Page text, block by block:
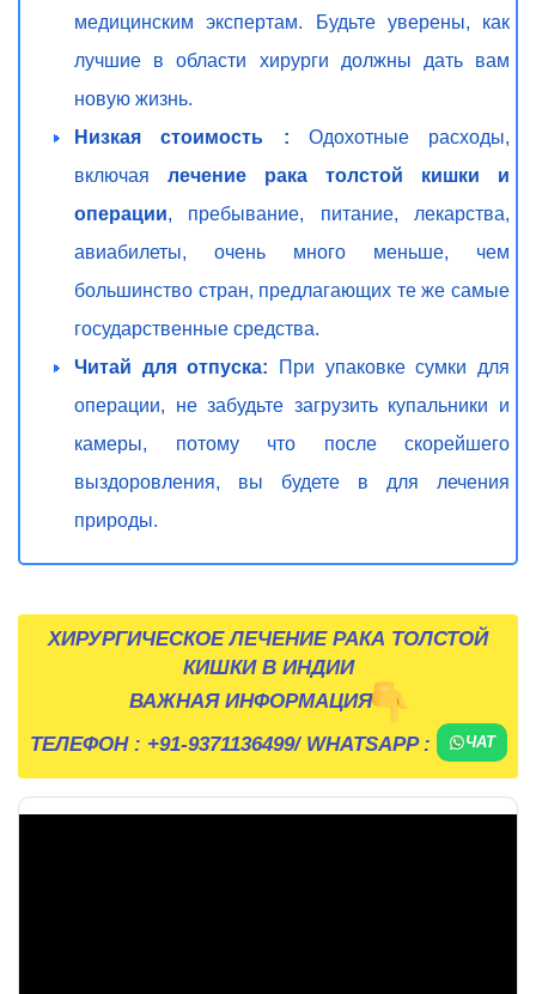
медицинским экспертам. Будьте уверены, как
лучшие в области хирурги должны дать вам
новую жизнь.
Низкая стоимость : Одохотные расходы,
включая лечение рака толстой кишки и
операции, пребывание, питание, лекарства,
авиабилеты, очень много меньше, чем
большинство стран, предлагающих те же самые
государственные средства.
Читай для отпуска: При упаковке сумки для
операции, не забудьте загрузить купальники и
камеры, потому что после скорейшего
выздоровления, вы будете в для лечения
природы.
ХИРУРГИЧЕСКОЕ ЛЕЧЕНИЕ РАКА ТОЛСТОЙ
КИШКИ В ИНДИИ
ВАЖНАЯ ИНФОРМАЦИЯ
ТЕЛЕФОН : +91-9371136499/ WHATSAPP : ЧАТ